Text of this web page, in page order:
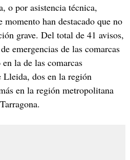
o por asistencia técnica,
momento han destacado que no
grave. Del total de 41 avisos,
emergencias de las comarcas
la de las comarcas
Lleida, dos en la región
en la región metropolitana